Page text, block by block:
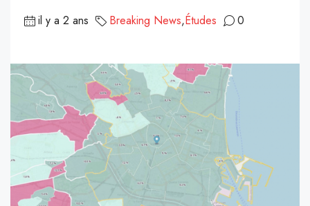
il y a 2 ans Breaking News,Études 0